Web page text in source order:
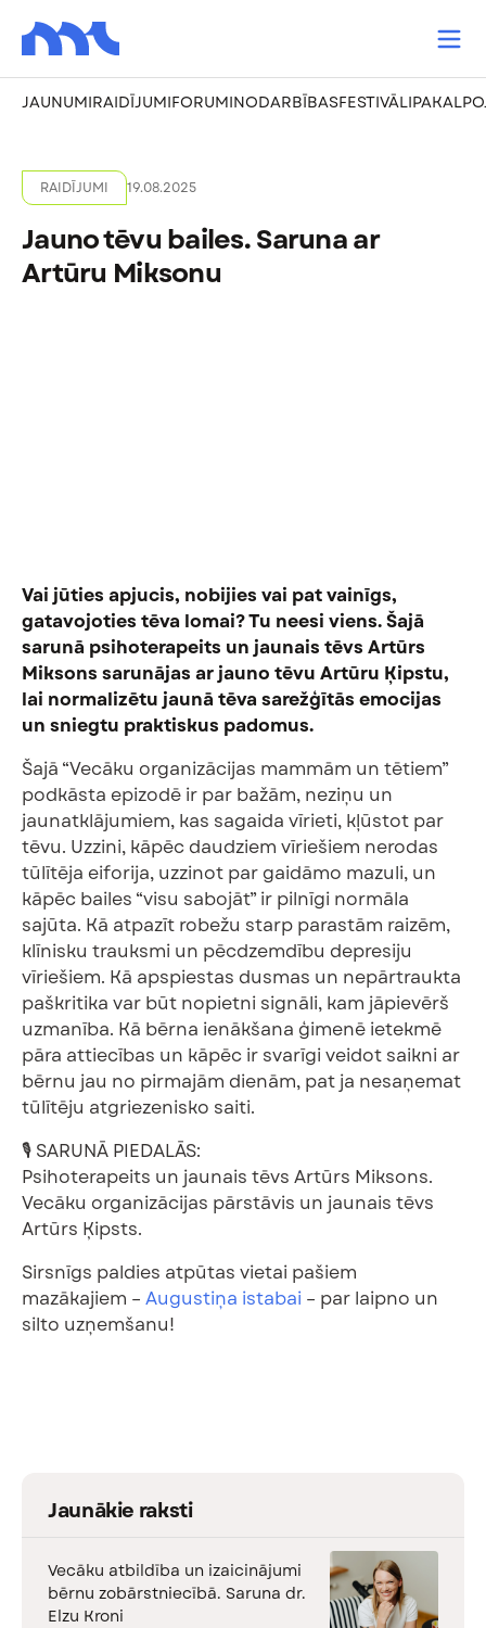
JAUNUMIRAIDĪJUMIFORUMINODARBĪBASFESTIVĀLI
RAIDĪJUMI 19.08.2025
Jauno tēvu bailes. Saruna ar
Artūru Miksonu
Vai jūties apjucis, nobijies vai pat vainīgs,
gatavojoties tēva lomai? Tu neesi viens. Šajā
sarunā psihoterapeits un jaunais tēvs Artūrs
Miksons sarunājas ar jauno tēvu Artūru Ķipstu,
lai normalizētu jaunā tēva sarežģītās emocijas
un sniegtu praktiskus padomus.
Šajā “Vecāku organizācijas mammām un tētiem”
podkāsta epizodē ir par bažām, neziņu un
jaunatklājumiem, kas sagaida vīrieti, kļūstot par
tēvu. Uzzini, kāpēc daudziem vīriešiem nerodas
tūlītēja eiforija, uzzinot par gaidāmo mazuli, un
kāpēc bailes “visu sabojāt” ir pilnīgi normāla
sajūta. Kā atpazīt robežu starp parastām raizēm,
klīnisku trauksmi un pēcdzemdību depresiju
vīriešiem. Kā apspiestas dusmas un nepārtraukta
paškritika var būt nopietni signāli, kam jāpievērš
uzmanība. Kā bērna ienākšana ģimenē ietekmē
pāra attiecības un kāpēc ir svarīgi veidot saikni ar
bērnu jau no pirmajām dienām, pat ja nesaņemat
tūlītēju atgriezenisko saiti.
🎙️ SARUNĀ PIEDALĀS:
Psihoterapeits un jaunais tēvs Artūrs Miksons.
Vecāku organizācijas pārstāvis un jaunais tēvs
Artūrs Ķipsts.
Sirsnīgs paldies atpūtas vietai pašiem
mazākajiem – Augustiņa istabai – par laipno un
silto uzņemšanu!
Jaunākie raksti
Vecāku atbildība un izaicinājumi
bērnu zobārstniecībā. Saruna dr.
Elzu Kroni